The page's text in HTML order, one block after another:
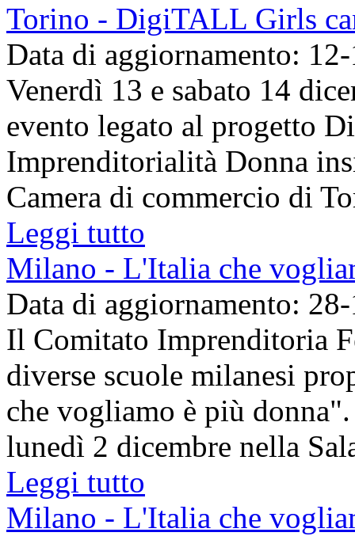
Torino - DigiTALL Girls
Data di aggiornamento:
Venerdì 13 e sabato 14
evento legato al progetto
Imprenditorialità Donna
Camera di commercio di
Leggi tutto
Milano - L'Italia che
Data di aggiornamento:
Il Comitato Imprenditoria
diverse scuole milanesi
che vogliamo è più
lunedì 2 dicembre nella
Leggi tutto
Milano - L'Italia che